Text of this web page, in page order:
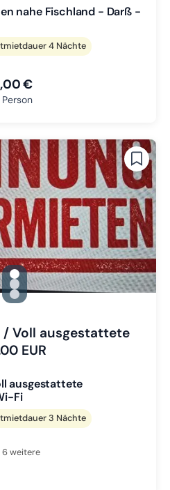
nahe Fischland - Darß -
4 Nächte
€
gallery.slide_selector
Zu Slide 1 wechseln
Zu Slide 2 wechseln
Zu Slide 3 wechseln
/ Voll ausgestattete
EUR
ausgestattete
Fi
3 Nächte
6 weitere